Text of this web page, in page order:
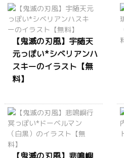
【鬼滅の刃風】宇随天
元っぽい*シベリアンハ
スキーのイラスト【無
料】